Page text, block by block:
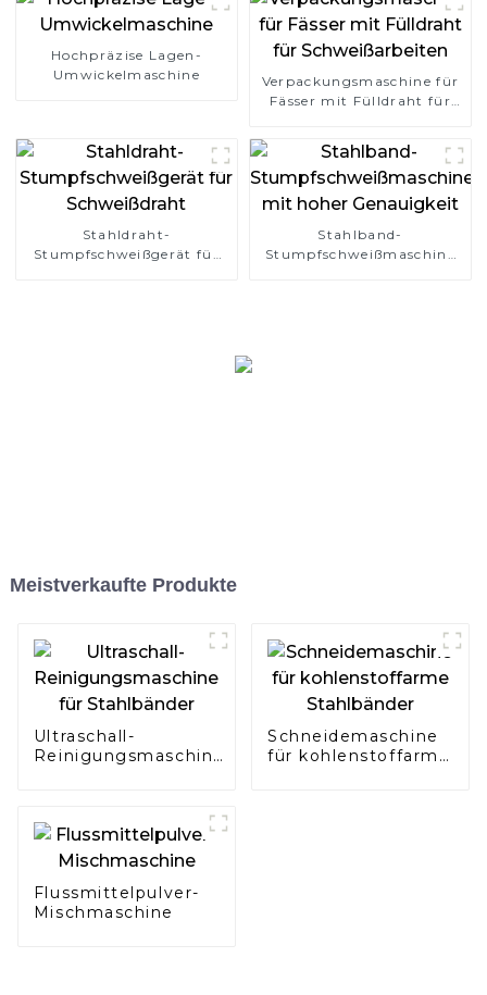
Hochpräzise Lagen-
Umwickelmaschine
Verpackungsmaschine für
Fässer mit Fülldraht für
Stahldraht-
Stumpfschweißgerät für
Stahlband-
Stumpfschweißmaschine
Meistverkaufte Produkte
Ultraschall-
Reinigungsmaschine
Schneidemaschine
für kohlenstoffarme
Flussmittelpulver-
Mischmaschine